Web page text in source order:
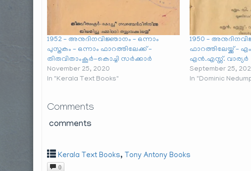
1952 – അനുദിനവിജ്ഞാനം – ഒന്നാം
പുസ്തകം – ഒന്നാം ഫാറത്തിലേക്ക് –
തിരുവിതാംകൂർ-കൊച്ചി സർക്കാർ
November 25, 2020
In "Kerala Text Books"
1950 –
ഫാറത്തിലേയ്ക്ക് –
എൻ.എസ്സ്. വാര്യർ
September 25,
In "Dominic
Comments
comments
Kerala Text Books, Tony Antony Books
0